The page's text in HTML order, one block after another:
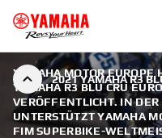
2021 YAMAHA R3
YAMAHA MOTOR EUROPE
YAMAHA R3 BLU CRU
VERÖFFENTLICHT. IN
UNTERSTÜTZT YAMAHA
FIM SUPERBIKE-